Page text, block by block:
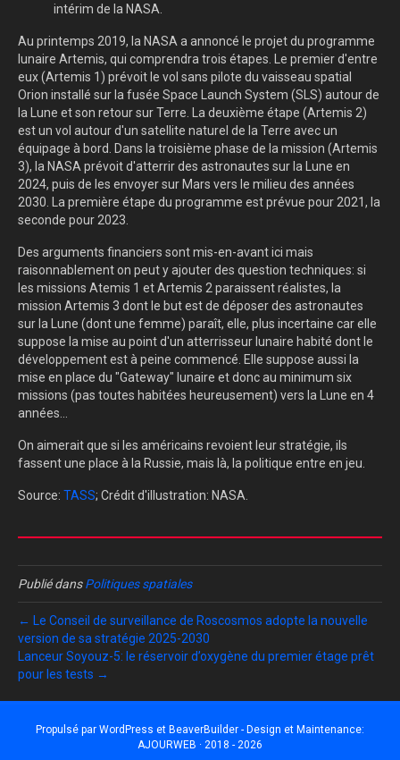
intérim de la NASA.
Au printemps 2019, la NASA a annoncé le projet du programme
lunaire Artemis, qui comprendra trois étapes. Le premier d'entre
eux (Artemis 1) prévoit le vol sans pilote du vaisseau spatial
Orion installé sur la fusée Space Launch System (SLS) autour de
la Lune et son retour sur Terre. La deuxième étape (Artemis 2)
est un vol autour d'un satellite naturel de la Terre avec un
équipage à bord. Dans la troisième phase de la mission (Artemis
3), la NASA prévoit d'atterrir des astronautes sur la Lune en
2024, puis de les envoyer sur Mars vers le milieu des années
2030. La première étape du programme est prévue pour 2021, la
seconde pour 2023.
Des arguments financiers sont mis-en-avant ici mais
raisonnablement on peut y ajouter des question techniques: si
les missions Atemis 1 et Artemis 2 paraissent réalistes, la
mission Artemis 3 dont le but est de déposer des astronautes
sur la Lune (dont une femme) paraît, elle, plus incertaine car elle
suppose la mise au point d'un atterrisseur lunaire habité dont le
développement est à peine commencé. Elle suppose aussi la
mise en place du "Gateway" lunaire et donc au minimum six
missions (pas toutes habitées heureusement) vers la Lune en 4
années...
On aimerait que si les américains revoient leur stratégie, ils
fassent une place à la Russie, mais là, la politique entre en jeu.
Source: TASS; Crédit d'illustration: NASA.
Publié dansPolitiques spatiales
← Le Conseil de surveillance de Roscosmos adopte la nouvelle
version de sa stratégie 2025-2030
Lanceur Soyouz-5: le réservoir d’oxygène du premier étage prêt
pour les tests →
Propulsé par WordPress et BeaverBuilder - Design et Maintenance:
AJOURWEB · 2018 - 2026